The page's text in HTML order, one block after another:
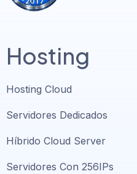
Hosting
Hosting Cloud
Servidores Dedicados
Híbrido Cloud Server
Servidores Con 256IPs